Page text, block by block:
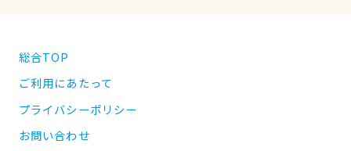
総合TOP
ご利用にあたって
プライバシーポリシー
お問い合わせ